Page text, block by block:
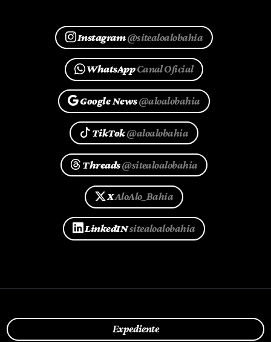
Instagram@sitealoalobahia
WhatsAppCanal Oficial
Google News@aloalobahia
TikTok@aloalobahia
Threads@sitealoalobahia
XAloAlo_Bahia
LinkedINsitealoalobahia
Expediente